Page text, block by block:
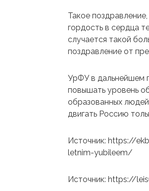
Такое
гордость в сердца
случается такой
поздравление от
УрФУ в дальнейшем
повышать уровень
образованных
двигать Россию
Источник: https://
letnim-yubileem/
Источник: https://